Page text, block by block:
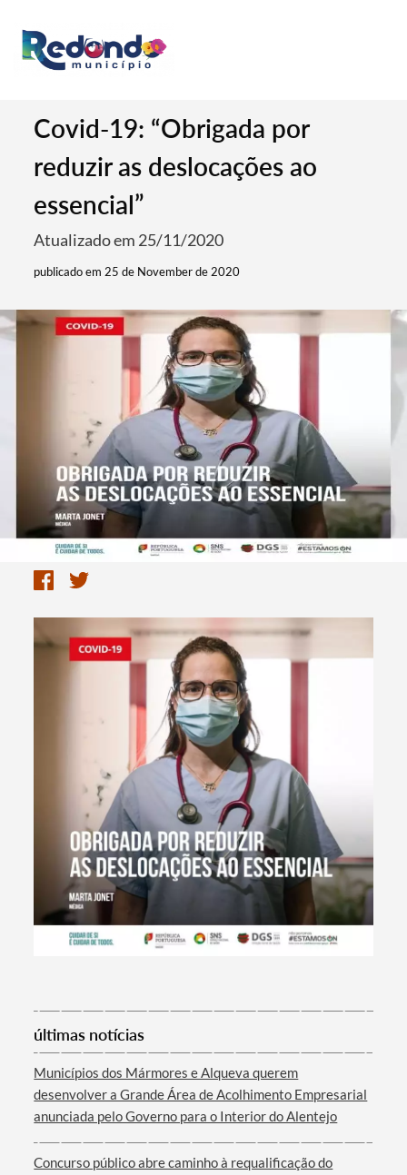
Termo de Pesquisa
Categorias gerais
Covid-19: “Obrigada por
reduzir as deslocações ao
essencial”
Atualizado em 25/11/2020
publicado em 25 de November de 2020
últimas notícias
Municípios dos Mármores e Alqueva querem
desenvolver a Grande Área de Acolhimento Empresarial
anunciada pelo Governo para o Interior do Alentejo
Concurso público abre caminho à requalificação do